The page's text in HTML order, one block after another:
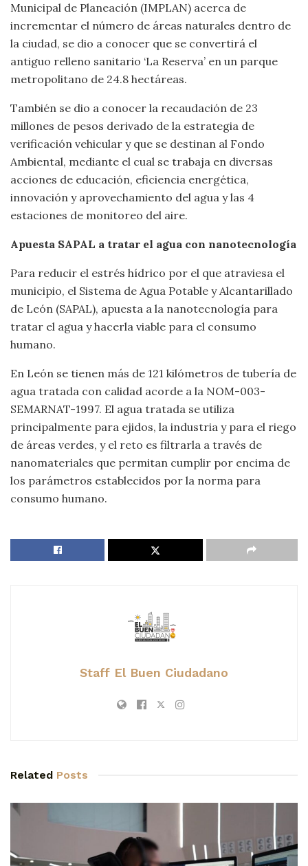
Municipal de Planeación (IMPLAN) acerca de
incrementar el número de áreas naturales dentro de
la ciudad, se dio a conocer que se convertirá el
antiguo relleno sanitario ‘La Reserva’ en un parque
metropolitano de 24.8 hectáreas.
También se dio a conocer la recaudación de 23
millones de pesos derivado de la estrategia de
verificación vehicular y que se destinan al Fondo
Ambiental, mediante el cual se trabaja en diversas
acciones de educación, eficiencia energética,
innovación y aprovechamiento del agua y las 4
estaciones de monitoreo del aire.
Apuesta SAPAL a tratar el agua con nanotecnología
Para reducir el estrés hídrico por el que atraviesa el
municipio, el Sistema de Agua Potable y Alcantarillado
de León (SAPAL), apuesta a la nanotecnología para
tratar el agua y hacerla viable para el consumo
humano.
En León se tienen más de 121 kilómetros de tubería de
agua tratada con calidad acorde a la NOM-003-
SEMARNAT-1997. El agua tratada se utiliza
principalmente para ejidos, la industria y para el riego
de áreas verdes, y el reto es filtrarla a través de
nanomateriales que permitan cumplir por encima de
los parámetros establecidos por la norma para
consumo humano.
Staff El Buen Ciudadano
Related Posts